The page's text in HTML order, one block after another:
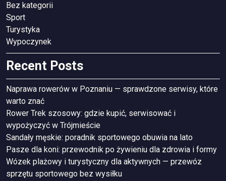
Bez kategorii
Sport
Turystyka
Wypoczynek
Recent Posts
Naprawa rowerów w Poznaniu — sprawdzone serwisy, które
warto znać
Rower Trek szosowy: gdzie kupić, serwisować i
wypożyczyć w Trójmieście
Sandały męskie: poradnik sportowego obuwia na lato
Pasze dla koni: przewodnik po żywieniu dla zdrowia i formy
Wózek plażowy i turystyczny dla aktywnych — przewóz
sprzętu sportowego bez wysiłku